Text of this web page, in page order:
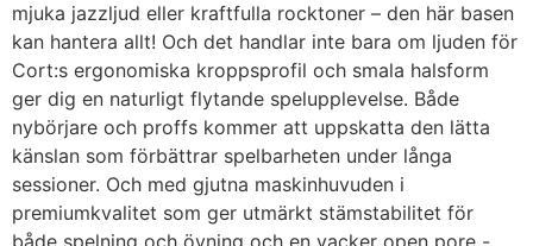
mjuka jazzljud eller kraftfulla rocktoner – den här basen
kan hantera allt! Och det handlar inte bara om ljuden för
Cort:s ergonomiska kroppsprofil och smala halsform
ger dig en naturligt flytande spelupplevelse. Både
nybörjare och proffs kommer att uppskatta den lätta
känslan som förbättrar spelbarheten under långa
sessioner. Och med gjutna maskinhuvuden i
premiumkvalitet som ger utmärkt stämstabilitet för